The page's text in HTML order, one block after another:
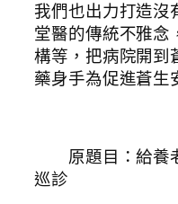
我們也出力打造沒
堂醫的傳統不雅念
構等，把病院開到
藥身手為促進蒼生
原題目：給養老
巡診